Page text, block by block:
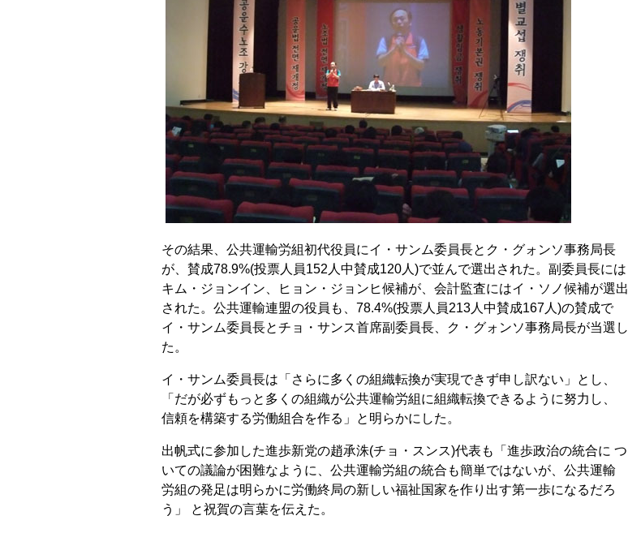
その結果、公共運輸労組初代役員にイ・サンム委員長とク・グォンソ事務局長
が、賛成78.9%(投票人員152人中賛成120人)で並んで選出された。副委員長には
キム・ジョンイン、ヒョン・ジョンヒ候補が、会計監査にはイ・ソノ候補が選出
された。公共運輸連盟の役員も、78.4%(投票人員213人中賛成167人)の賛成で
イ・サンム委員長とチョ・サンス首席副委員長、ク・グォンソ事務局長が当選し
た。
イ・サンム委員長は「さらに多くの組織転換が実現できず申し訳ない」とし、
「だが必ずもっと多くの組織が公共運輸労組に組織転換できるように努力し、
信頼を構築する労働組合を作る」と明らかにした。
出帆式に参加した進歩新党の趙承洙(チョ・スンス)代表も「進歩政治の統合に つ
いての議論が困難なように、公共運輸労組の統合も簡単ではないが、公共運輸
労組の発足は明らかに労働終局の新しい福祉国家を作り出す第一歩になるだろ
う」 と祝賀の言葉を伝えた。